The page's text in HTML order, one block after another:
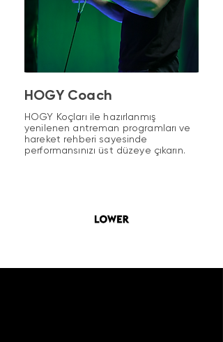
HOGY Coach
HOGY Koçları ile hazırlanmış
yenilenen antreman programları ve
hareket rehberi sayesinde
performansınızı üst düzeye çıkarın.